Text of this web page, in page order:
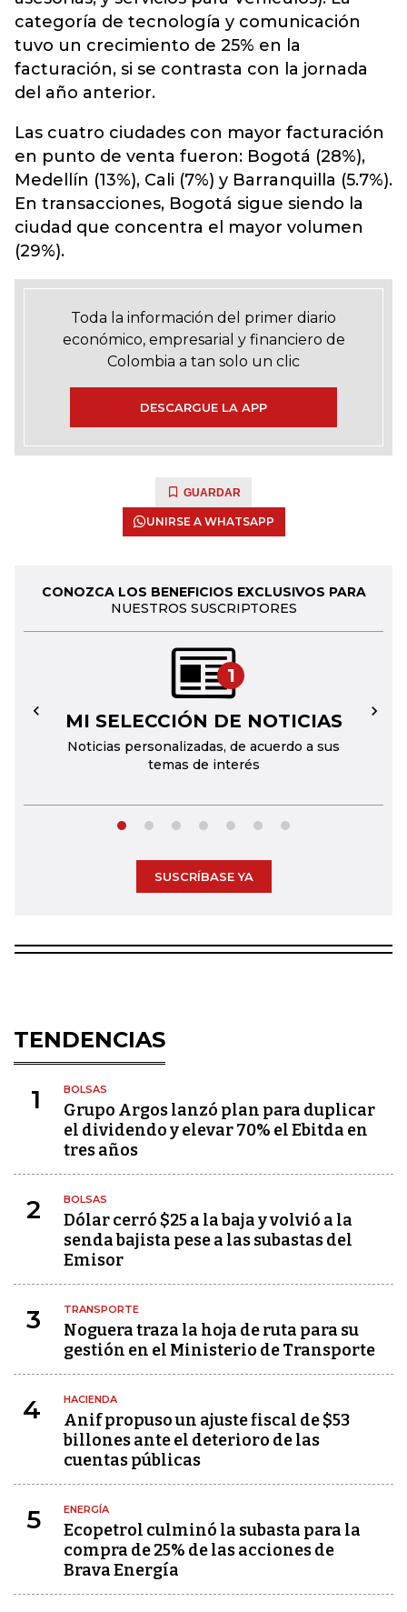
categoría de tecnología y comunicación
tuvo un crecimiento de 25% en la
facturación, si se contrasta con la jornada
del año anterior.
Las cuatro ciudades con mayor facturación
en punto de venta fueron: Bogotá (28%),
Medellín (13%), Cali (7%) y Barranquilla (5.7%).
En transacciones, Bogotá sigue siendo la
ciudad que concentra el mayor volumen
(29%).
Toda la información del primer diario
económico, empresarial y financiero de
Colombia a tan solo un clic
DESCARGUE LA APP
GUARDAR
UNIRSE A WHATSAPP
CONOZCA LOS BENEFICIOS EXCLUSIVOS PARA
NUESTROS SUSCRIPTORES
1
MI SELECCIÓN DE NOTICIAS
Noticias personalizadas, de acuerdo a sus
temas de interés
← →
SUSCRÍBASE YA
TENDENCIAS
1 BOLSAS
Grupo Argos lanzó plan para duplicar
el dividendo y elevar 70% el Ebitda en
tres años
2 BOLSAS
Dólar cerró $25 a la baja y volvió a la
senda bajista pese a las subastas del
Emisor
3 TRANSPORTE
Noguera traza la hoja de ruta para su
gestión en el Ministerio de Transporte
4 HACIENDA
Anif propuso un ajuste fiscal de $53
billones ante el deterioro de las
cuentas públicas
5 ENERGÍA
Ecopetrol culminó la subasta para la
compra de 25% de las acciones de
Brava Energía